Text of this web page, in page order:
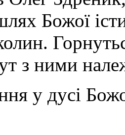
Божої
з ними
у дусі